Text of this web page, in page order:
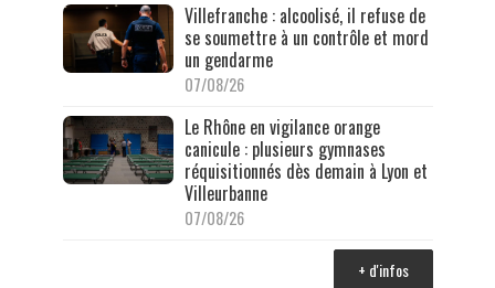
Villefranche : alcoolisé, il refuse de
se soumettre à un contrôle et mord
un gendarme
07/08/26
Le Rhône en vigilance orange
canicule : plusieurs gymnases
réquisitionnés dès demain à Lyon et
Villeurbanne
07/08/26
+ d'infos